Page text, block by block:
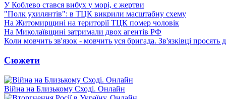
У Коблево стався вибух у морі, є жертви
"Полк ухилянтів": в ТЦК викрили масштабну схему
На Житомирщині на території ТЦК помер чоловік
На Миколаївщині затримали двох агентів РФ
Коли мовчить зв'язок - мовчить уся бригада. Зв'язківці просять
Сюжети
Війна на Близькому Сході. Онлайн